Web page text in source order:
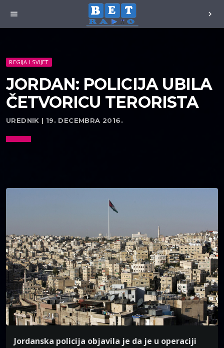
menu chevron_right
REGIJA I SVIJET
JORDAN: POLICIJA UBILA
ČETVORICU TERORISTA
UREDNIK | 19. DECEMBRA 2016.
Jordanska policija objavila je da je u operaciji